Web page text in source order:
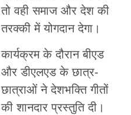
तो वही समाज और देश की
तरक्की में योगदान देगा।
कार्यक्रम के दौरान बीएड
और डीएलएड के छात्र-
छात्राओं ने देशभक्ति गीतों
की शानदार प्रस्तुति दी।